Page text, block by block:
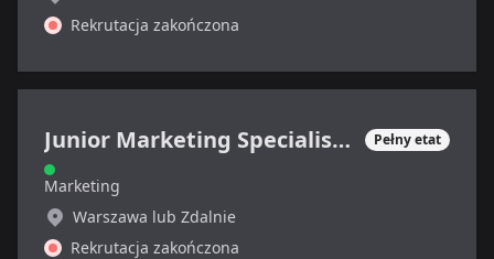
Rekrutacja zakończona
Junior Marketing Specialist (sektor SAAS, B2B) Pełny etat
Marketing
Warszawa lub Zdalnie
Rekrutacja zakończona